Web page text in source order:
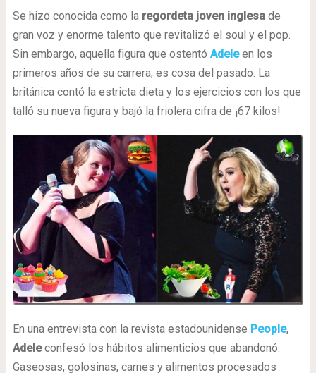
Se hizo conocida como la regordeta joven inglesade
gran voz y enorme talento que revitalizó el soul y el pop.
Sin embargo, aquella figura que ostentó Adeleen los
primeros años de su carrera, es cosa del pasado. La
británica contó la estricta dieta y los ejercicios con los que
talló su nueva figura y bajó la friolera cifra de ¡67 kilos!
En una entrevista con la revista estadounidense People,
Adeleconfesó los hábitos alimenticios que abandonó.
Gaseosas, golosinas, carnes y alimentos procesados